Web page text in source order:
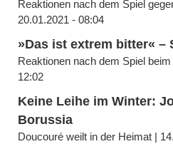
Reaktionen nach dem Spiel
20.01.2021 - 08:04
»Das ist extrem bitter« –
Reaktionen nach dem Spiel
12:02
Keine Leihe im Winter:
Borussia
Doucouré weilt in der Heimat |